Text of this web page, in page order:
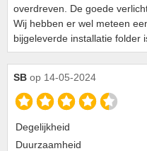
overdreven. De goede
Wij hebben er wel meteen
bijgeleverde installatie folder
SB op 14-05-2024
Degelijkheid
Duurzaamheid